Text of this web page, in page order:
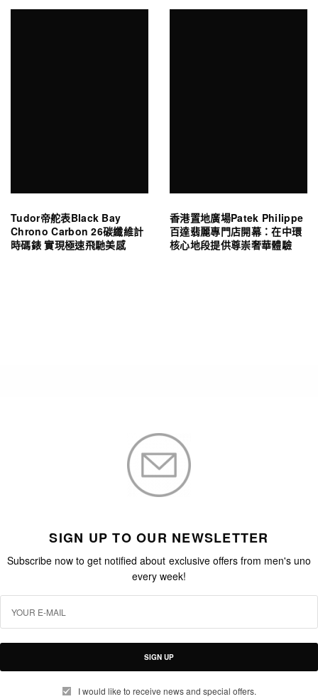
Tudor帝舵表Black Bay
Chrono Carbon 26碳纖維計
時碼錶 實現極速飛馳美感
香港置地廣場Patek Philippe
百達翡麗專門店開幕：在中環
核心地段提供尊崇奢華體驗
SIGN UP TO OUR NEWSLETTER
Subscribe now to get notified about exclusive offers from men's uno
every week!
SIGN UP
I would like to receive news and special offers.